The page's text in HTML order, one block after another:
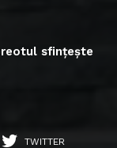
sfințește
TWITTER